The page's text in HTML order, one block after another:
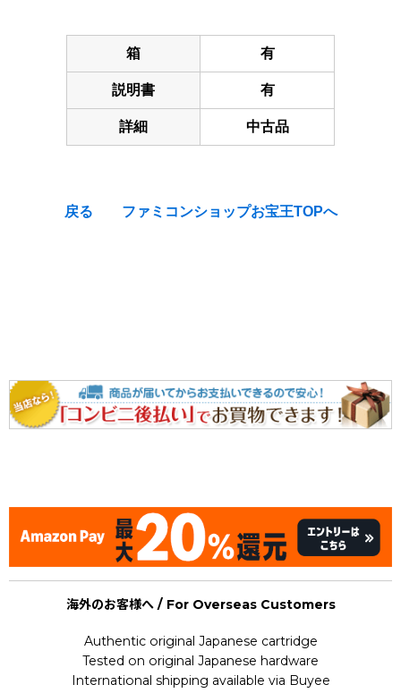
箱 有
説明書 有
詳細 中古品
戻る ファミコンショップお宝王TOPへ
海外のお客様へ / For Overseas Customers
Authentic original Japanese cartridge
Tested on original Japanese hardware
International shipping available via Buyee